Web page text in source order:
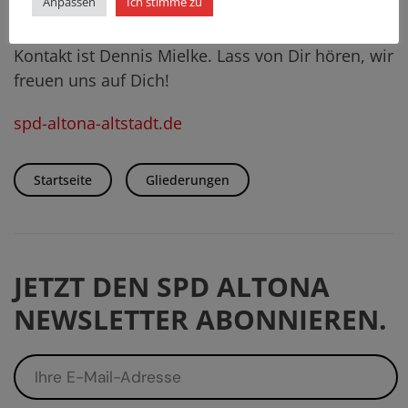
treten und bei uns mitmachen kannst.
Kontakt ist Dennis Mielke. Lass von Dir hören, wir
freuen uns auf Dich!
spd-altona-altstadt.de
Startseite Gliederungen
JETZT DEN SPD ALTONA
NEWSLETTER ABONNIEREN.